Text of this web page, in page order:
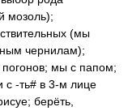
мозоль);
(мы
чернилам);
мы с папом;
с -ть# в 3-м лице
берёть,